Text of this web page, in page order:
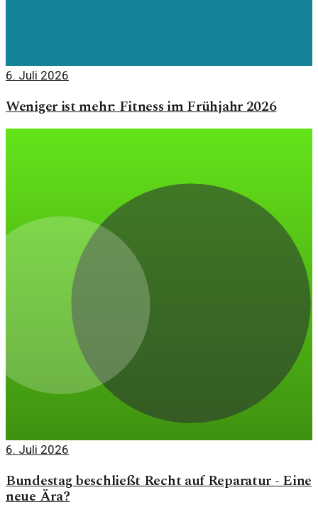
6. Juli 2026
Weniger ist mehr: Fitness im Frühjahr 2026
6. Juli 2026
Bundestag beschließt Recht auf Reparatur - Eine
neue Ära?